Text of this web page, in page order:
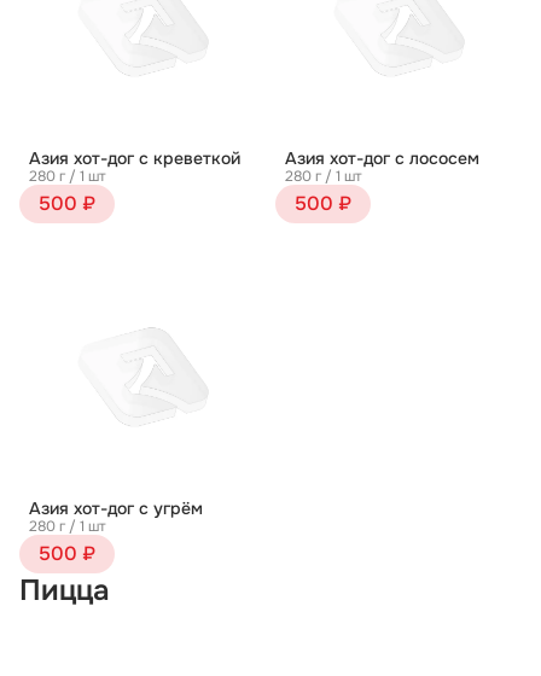
Азия хот-дог с креветкой
280 г / 1 шт
500 ₽
Азия хот-дог с лососем
280 г / 1 шт
500 ₽
Азия хот-дог с угрём
280 г / 1 шт
500 ₽
Пицца